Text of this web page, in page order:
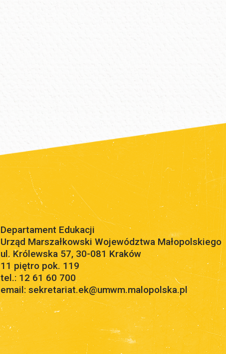
Departament Edukacji
Urząd Marszałkowski Województwa Małopolskiego
ul. Królewska 57, 30-081 Kraków
11 piętro pok. 119
tel.: 12 61 60 700
email: sekretariat.ek@umwm.malopolska.pl